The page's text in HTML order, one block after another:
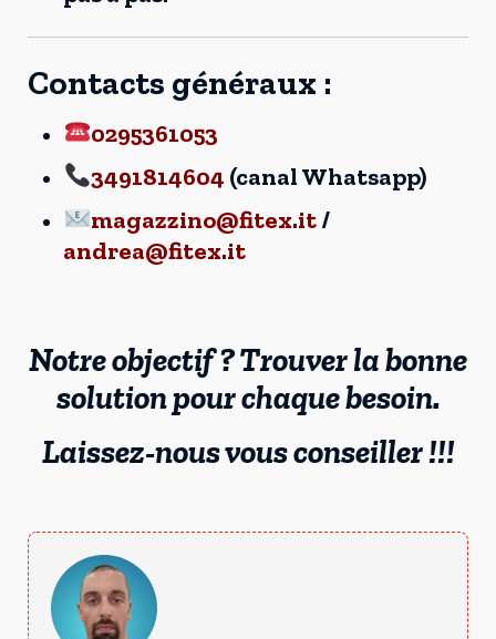
Contacts généraux :
0295361053
3491814604 (canal Whatsapp)
magazzino@fitex.it/
andrea@fitex.it
Notre objectif ? Trouver la bonne
solution pour chaque besoin.
Laissez-nous vous conseiller !!!